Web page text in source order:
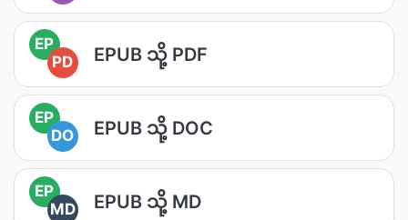
EP
PD
EPUB သို့ PDF
EP
DO
EPUB သို့ DOC
EP
MD
EPUB သို့ MD